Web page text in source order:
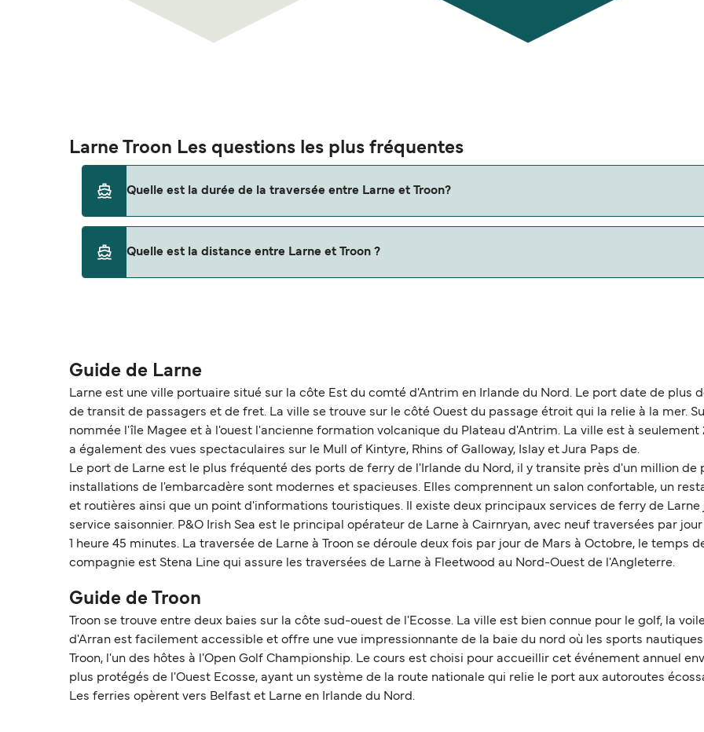
Larne Troon Les questions les plus fréquentes
Quelle est la durée de la traversée entre Larne et Troon?
Quelle est la distance entre Larne et Troon ?
Guide de Larne
Larne est une ville portuaire situé sur la côte Est du comté d'Antrim en Irlande du Nord. Le port date de plus
de transit de passagers et de fret. La ville se trouve sur le côté Ouest du passage étroit qui la relie à la mer.
nommée l'île Magee et à l'ouest l'ancienne formation volcanique du Plateau d'Antrim. La ville est à
a également des vues spectaculaires sur le Mull of Kintyre, Rhins of Galloway, Islay et Jura Paps de.
Le port de Larne est le plus fréquenté des ports de ferry de l'Irlande du Nord, il y transite près d'un million de
installations de l'embarcadère sont modernes et spacieuses. Elles comprennent un salon confortable, un
et routières ainsi que un point d'informations touristiques. Il existe deux principaux services de ferry de
service saisonnier. P&O Irish Sea est le principal opérateur de Larne à Cairnryan, avec neuf traversées par
1 heure 45 minutes. La traversée de Larne à Troon se déroule deux fois par jour de Mars à Octobre, le temps
compagnie est Stena Line qui assure les traversées de Larne à Fleetwood au Nord-Ouest de l'Angleterre.
Guide de Troon
Troon se trouve entre deux baies sur la côte sud-ouest de l'Ecosse. La ville est bien connue pour le golf, la
d'Arran est facilement accessible et offre une vue impressionnante de la baie du nord où les sports nautiques
Troon, l'un des hôtes à l'Open Golf Championship. Le cours est choisi pour accueillir cet événement annuel
plus protégés de l'Ouest Ecosse, ayant un système de la route nationale qui relie le port aux autoroutes
Les ferries opèrent vers Belfast et Larne en Irlande du Nord.